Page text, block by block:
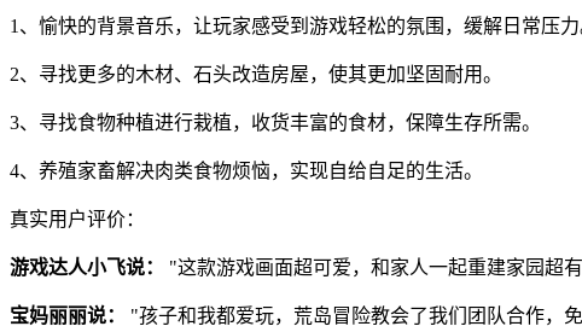
1、愉快的背景音乐，让玩家感受到游戏轻松的氛围，缓解日常压力
2、寻找更多的木材、石头改造房屋，使其更加坚固耐用。
3、寻找食物种植进行栽植，收货丰富的食材，保障生存所需。
4、养殖家畜解决肉类食物烦恼，实现自给自足的生活。
真实用户评价：
游戏达人小飞说： "这款游戏画面超可爱，和家人一起重建家园超
宝妈丽丽说： "孩子和我都爱玩，荒岛冒险教会了我们团队合作，